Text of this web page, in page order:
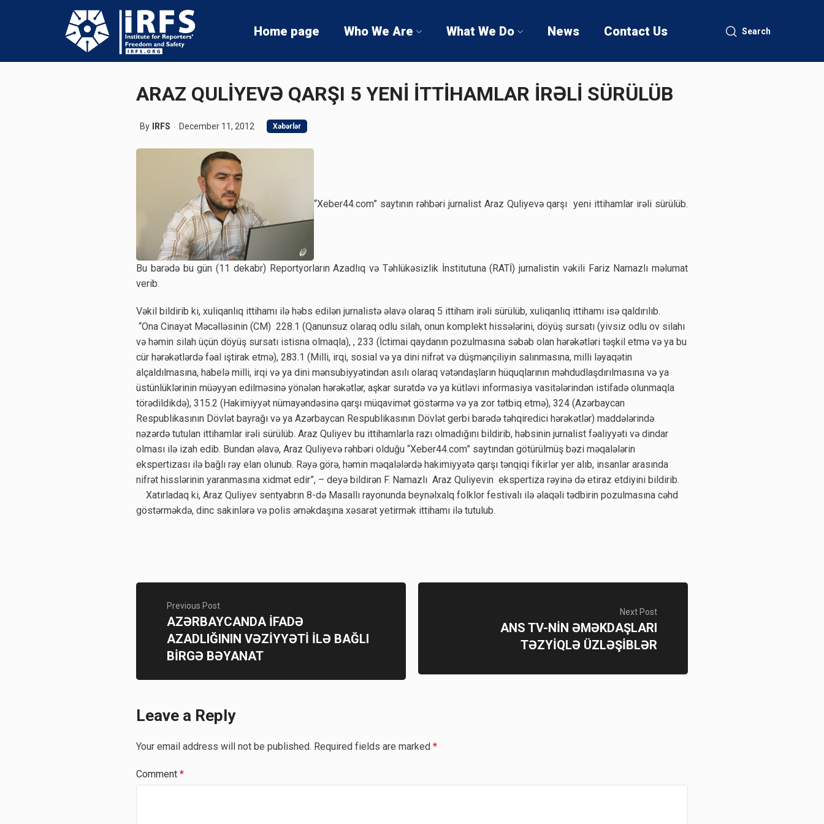
Home page Who We Are What We Do News Contact Us Search
ARAZ QULİYEVƏ QARŞI 5 YENİ İTTİHAMLAR İRƏLİ SÜRÜLÜB
By IRFS December 11, 2012 Xəbərlər
“Xeber44.com” saytının rəhbəri jurnalist Araz Quliyevə qarşı yeni ittihamlar irəli sürülüb.
Bu barədə bu gün (11 dekabr) Reportyorların Azadlıq və Təhlükəsizlik İnstitutuna (RATİ) jurnalistin vəkili Fariz Namazlı məlumat
verib.
Vəkil bildirib ki, xuliqanlıq ittihamı ilə həbs edilən jurnalistə əlavə olaraq 5 ittiham irəli sürülüb, xuliqanlıq ittihamı isə qaldırılıb.
“Ona Cinayət Məcəlləsinin (CM) 228.1 (Qanunsuz olaraq odlu silah, onun komplekt hissələrini, döyüş sursatı (yivsiz odlu ov silahı
və həmin silah üçün döyüş sursatı istisna olmaqla), , 233 (İctimai qaydanın pozulmasına səbəb olan hərəkətləri təşkil etmə və ya bu
cür hərəkətlərdə fəal iştirak etmə), 283.1 (Milli, irqi, sosial və ya dini nifrət və düşmənçiliyin salınmasına, milli ləyaqətin
alçaldılmasına, habelə milli, irqi və ya dini mənsubiyyətindən asılı olaraq vətəndaşların hüquqlarının məhdudlaşdırılmasına və ya
üstünlüklərinin müəyyən edilməsinə yönələn hərəkətlər, aşkar surətdə və ya kütləvi informasiya vasitələrindən istifadə olunmaqla
törədildikdə), 315.2 (Hakimiyyət nümayəndəsinə qarşı müqavimət göstərmə və ya zor tətbiq etmə), 324 (Azərbaycan
Respublikasının Dövlət bayrağı və ya Azərbaycan Respublikasının Dövlət gerbi barədə təhqiredici hərəkətlər) maddələrində
nəzərdə tutulan ittihamlar irəli sürülüb. Araz Quliyev bu ittihamlarla razı olmadığını bildirib, həbsinin jurnalist fəaliyyəti və dindar
olması ilə izah edib. Bundan əlavə, Araz Quliyevə rəhbəri olduğu “Xeber44.com” saytından götürülmüş bəzi məqalələrin
ekspertizası ilə bağlı rəy elan olunub. Rəyə görə, həmin məqalələrdə hakimiyyətə qarşı tənqiqi fikirlər yer alıb, insanlar arasında
nifrət hisslərinin yaranmasına xidmət edir”, – deyə bildirən F. Namazlı Araz Quliyevin ekspertiza rəyinə də etiraz etdiyini bildirib.
Xatırladaq ki, Araz Quliyev sentyabrın 8-də Masallı rayonunda beynəlxalq folklor festivalı ilə əlaqəli tədbirin pozulmasına cəhd
göstərməkdə, dinc sakinlərə və polis əməkdaşına xəsarət yetirmək ittihamı ilə tutulub.
Previous Post
AZƏRBAYCANDA İFADƏ
AZADLIĞININ VƏZİYYƏTİ İLƏ BAĞLI
BİRGƏ BƏYANAT
Next Post
ANS TV-NİN ƏMƏKDAŞLARI
TƏZYİQLƏ ÜZLƏŞİBLƏR
Leave a Reply
Your email address will not be published. Required fields are marked *
Comment *